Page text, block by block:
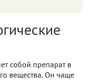
собой препарат в
вещества. Он чаще